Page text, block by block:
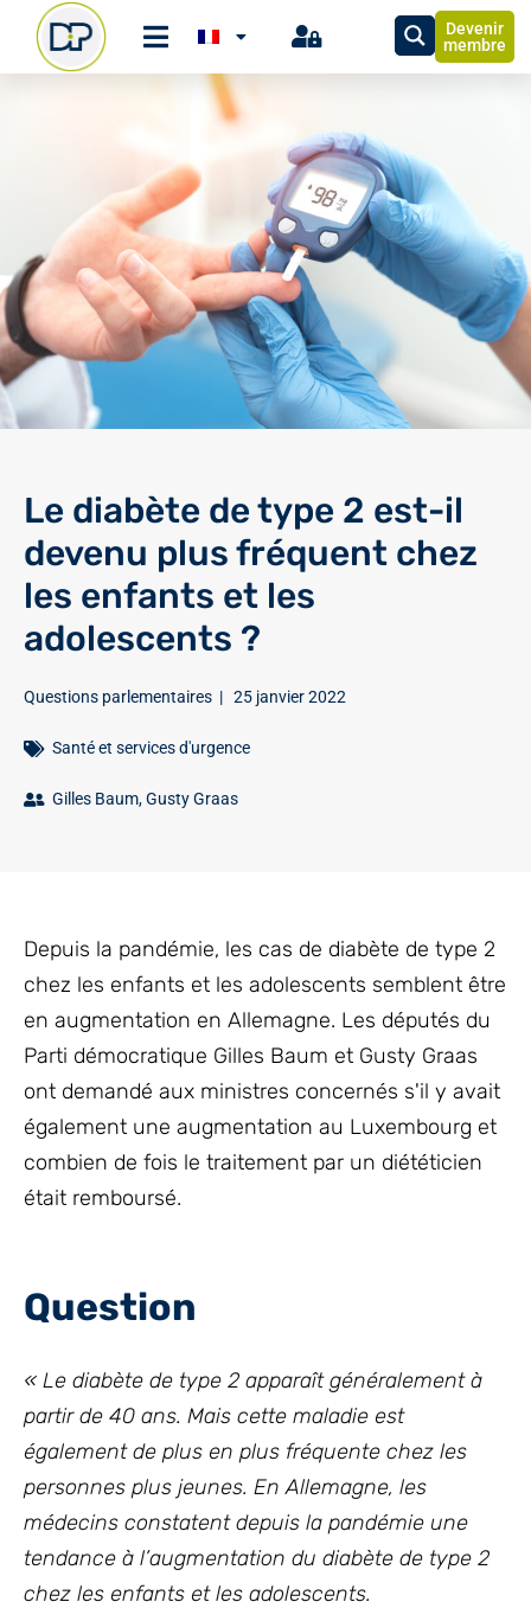
Devenir
membre
Le diabète de type 2 est-il
devenu plus fréquent chez
les enfants et les
adolescents ?
Questions parlementaires | 25 janvier 2022
Santé et services d'urgence
Gilles Baum,Gusty Graas
Depuis la pandémie, les cas de diabète de type 2
chez les enfants et les adolescents semblent être
en augmentation en Allemagne. Les députés du
Parti démocratique Gilles Baum et Gusty Graas
ont demandé aux ministres concernés s'il y avait
également une augmentation au Luxembourg et
combien de fois le traitement par un diététicien
était remboursé.
Question
« Le diabète de type 2 apparaît généralement à
partir de 40 ans. Mais cette maladie est
également de plus en plus fréquente chez les
personnes plus jeunes. En Allemagne, les
médecins constatent depuis la pandémie une
tendance à l’augmentation du diabète de type 2
chez les enfants et les adolescents.